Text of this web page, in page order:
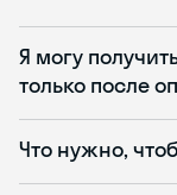
Я могу
только после
Что нужно,